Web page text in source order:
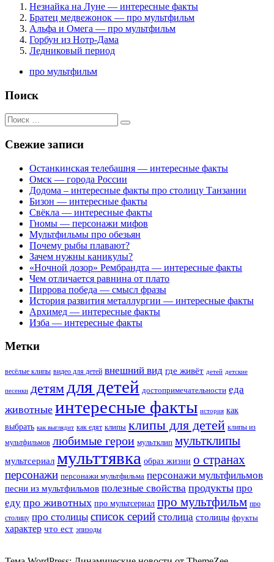
Незнайка на Луне — интересные факты
Братец медвежонок — про мультфильм
Альфа и Омега — про мультфильм
Горбун из Нотр-Дама
Ледниковый период
про мультфильм
Поиск
Поиск
для:
Свежие записи
Останкинская телебашня — интересные факты
Омск — города России
Додома – интересные факты про столицу Танзании
Бизон — интересные факты
Свёкла — интересные факты
Гномы — персонажи мифов
Мультфильмы про обезьян
Почему рыбы плавают?
Зачем нужны каникулы?
«Ночной дозор» Рембрандта — интересные факты
Чем отличается равнина от плато
Пиррова победа — смысл фразы
История развития металлургии — интересные факты
Архимед — интересные факты
Изба — интересные факты
Метки
весёлые клипы видео для детей внешний вид где живёт детей детские
песенки детям для детей достопримечательности еда
животные интересные факты история как
выбрать как выглядит как едят клипы клипы для детей клипы из
мультфильмов любимые герои мультклип мультклипы
мультсериал мульттявка образ жизни о странах
персонажи персонажи мультфильма персонажи мультфильмов
песни из мультфильмов полезные свойства продукты про
еду про животных про мультсериал про мультфильм про
столицу про столицы список серий столица столицы фрукты
характер что ест эпизоды